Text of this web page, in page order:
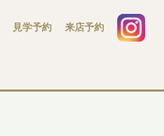
見学予約 来店予約